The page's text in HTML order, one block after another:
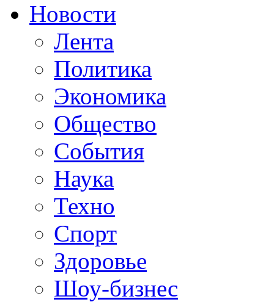
Новости
Лента
Политика
Экономика
Общество
События
Наука
Техно
Спорт
Здоровье
Шоу-бизнес